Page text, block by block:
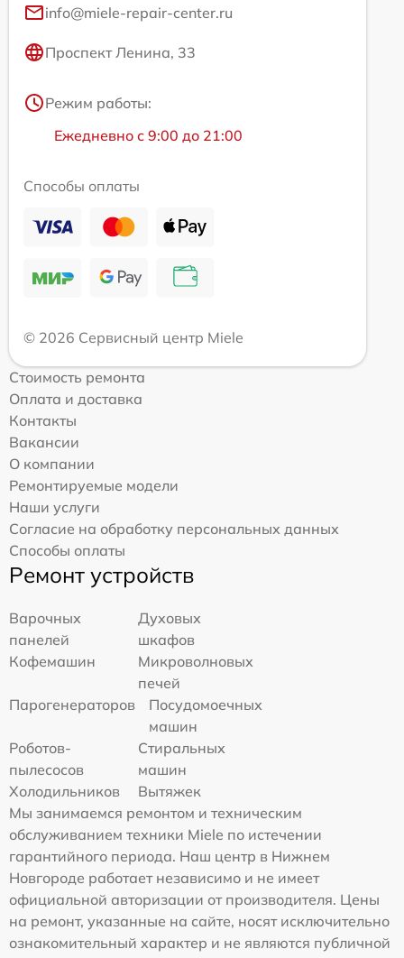
info@miele-repair-center.ru
Проспект Ленина, 33
Режим работы:
Ежедневно с 9:00 до 21:00
Способы оплаты
© 2026 Сервисный центр Miele
Стоимость ремонта
Оплата и доставка
Контакты
Вакансии
О компании
Ремонтируемые модели
Наши услуги
Согласие на обработку персональных данных
Способы оплаты
Ремонт устройств
Варочных
панелей
Духовых
шкафов
Кофемашин
Микроволновых
печей
Парогенераторов
Посудомоечных
машин
Роботов-
пылесосов
Стиральных
машин
Холодильников
Вытяжек
Мы занимаемся ремонтом и техническим
обслуживанием техники Miele по истечении
гарантийного периода. Наш центр в Нижнем
Новгороде работает независимо и не имеет
официальной авторизации от производителя. Цены
на ремонт, указанные на сайте, носят исключительно
ознакомительный характер и не являются публичной